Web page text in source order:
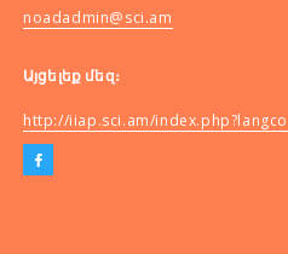
noadadmin@sci.am
Այցելեք մեզ։
http://iiap.sci.am/